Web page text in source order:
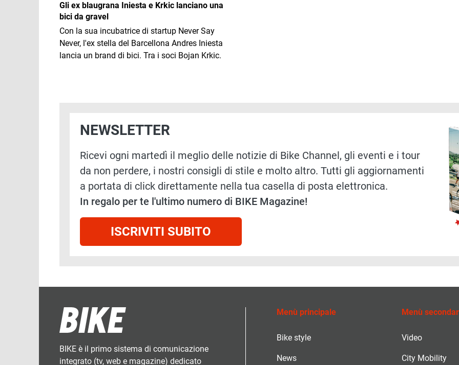
Gli ex blaugrana Iniesta e Krkic lanciano una
bici da gravel
Con la sua incubatrice di startup Never Say
Never, l'ex stella del Barcellona Andres Iniesta
lancia un brand di bici. Tra i soci Bojan Krkic.
NEWSLETTER
Ricevi ogni martedì il meglio delle notizie di Bike Channel, gli eventi e i tour
da non perdere, i nostri consigli di stile e molto altro. Tutti gli aggiornamenti
a portata di click direttamente nella tua casella di posta elettronica.
In regalo per te l'ultimo numero di BIKE Magazine!
ISCRIVITI SUBITO
BIKE è il primo sistema di comunicazione
integrato (tv, web e magazine) dedicato
Menù principale
Bike style
News
Menù
Video
City Mobility